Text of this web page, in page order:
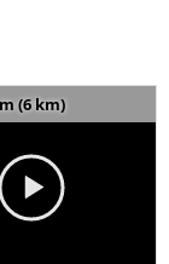
(6 km)